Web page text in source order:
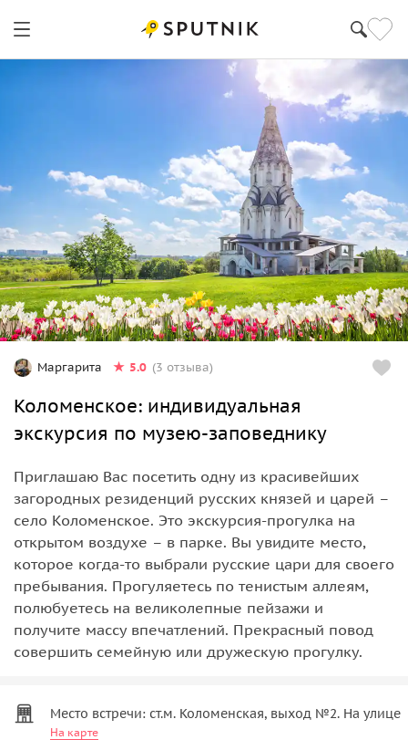
Маргарита 5.0 (3 отзыва)
Коломенское: индивидуальная
экскурсия по музею-заповеднику
Приглашаю Вас посетить одну из красивейших
загородных резиденций русских князей и царей –
село Коломенское. Это экскурсия-прогулка на
открытом воздухе – в парке. Вы увидите место,
которое когда-то выбрали русские цари для своего
пребывания. Прогуляетесь по тенистым аллеям,
полюбуетесь на великолепные пейзажи и
получите массу впечатлений. Прекрасный повод
совершить семейную или дружескую прогулку.
Место встречи: ст.м. Коломенская, выход №2. На улице
На карте